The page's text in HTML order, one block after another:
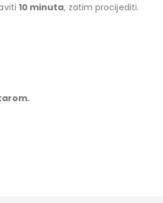
10 minuta, zatim procijediti.